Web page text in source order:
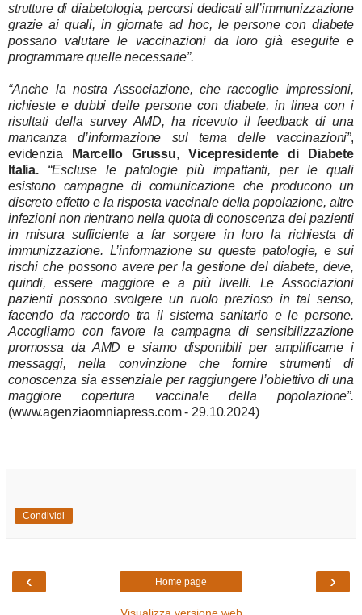
strutture di diabetologia, percorsi dedicati all’immunizzazione
grazie ai quali, in giornate ad hoc, le persone con diabete
possano valutare le vaccinazioni da loro già eseguite e
programmare quelle necessarie”.
“Anche la nostra Associazione, che raccoglie impressioni,
richieste e dubbi delle persone con diabete, in linea con i
risultati della survey AMD, ha ricevuto il feedback di una
mancanza d’informazione sul tema delle vaccinazioni”,
evidenzia
Marcello Grussu, Vicepresidente di Diabete
Italia.
“Escluse le patologie più impattanti, per le quali
esistono campagne di comunicazione che producono un
discreto effetto e la risposta vaccinale della popolazione, altre
infezioni non rientrano nella quota di conoscenza dei pazienti
in misura sufficiente a far sorgere in loro la richiesta di
immunizzazione. L’informazione su queste patologie, e sui
rischi che possono avere per la gestione del diabete, deve,
quindi, essere maggiore e a più livelli. Le Associazioni
pazienti possono svolgere un ruolo prezioso in tal senso,
facendo da raccordo tra il sistema sanitario e le persone.
Accogliamo con favore la campagna di sensibilizzazione
promossa da AMD e siamo disponibili per amplificarne i
messaggi, nella convinzione che fornire strumenti di
conoscenza sia essenziale per raggiungere l’obiettivo di una
maggiore copertura vaccinale della popolazione”.
(www.agenziaomniapress.com - 29.10.2024)
Condividi
‹ ›
Home page
Visualizza versione web